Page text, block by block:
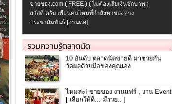
ขายของ.com ( FREE ) ( ไม่ต้องเสียเงินซักบาท )
สวัสดี ครับ เพื่อนคนไหนที่กำลังหาช่องทาง
ประชาสัมพันธ์ [อ่านต่อ]
รวมความรู้ตลาดนัด
10 อันดับ ตลาดนัดขายดี มาช่วยกัน
วัดผลด้วยมือของคุณเอง
ไหมล่ะ! ขายของ งานแฟร์ , งาน Event
[ เลือกให้ดี… มีรวย.. ]